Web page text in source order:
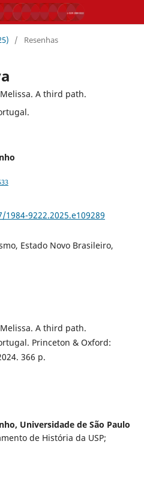
/ Resenhas
A third path.
9222.2025.e109289
Estado Novo Brasileiro,
A third path.
Princeton & Oxford:
366 p.
Universidade de São Paulo
de História da USP;